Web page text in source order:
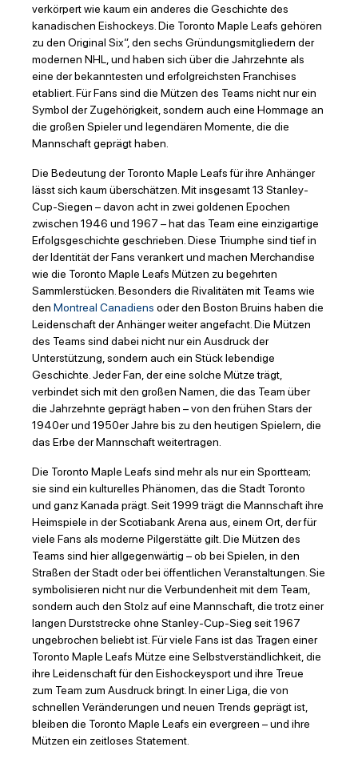
verkörpert wie kaum ein anderes die Geschichte des
kanadischen Eishockeys. Die Toronto Maple Leafs gehören
zu den Original Six“, den sechs Gründungsmitgliedern der
modernen NHL, und haben sich über die Jahrzehnte als
eine der bekanntesten und erfolgreichsten Franchises
etabliert. Für Fans sind die Mützen des Teams nicht nur ein
Symbol der Zugehörigkeit, sondern auch eine Hommage an
die großen Spieler und legendären Momente, die die
Mannschaft geprägt haben.
Die Bedeutung der Toronto Maple Leafs für ihre Anhänger
lässt sich kaum überschätzen. Mit insgesamt 13 Stanley-
Cup-Siegen – davon acht in zwei goldenen Epochen
zwischen 1946 und 1967 – hat das Team eine einzigartige
Erfolgsgeschichte geschrieben. Diese Triumphe sind tief in
der Identität der Fans verankert und machen Merchandise
wie die Toronto Maple Leafs Mützen zu begehrten
Sammlerstücken. Besonders die Rivalitäten mit Teams wie
den Montreal Canadiens oder den Boston Bruins haben die
Leidenschaft der Anhänger weiter angefacht. Die Mützen
des Teams sind dabei nicht nur ein Ausdruck der
Unterstützung, sondern auch ein Stück lebendige
Geschichte. Jeder Fan, der eine solche Mütze trägt,
verbindet sich mit den großen Namen, die das Team über
die Jahrzehnte geprägt haben – von den frühen Stars der
1940er und 1950er Jahre bis zu den heutigen Spielern, die
das Erbe der Mannschaft weitertragen.
Die Toronto Maple Leafs sind mehr als nur ein Sportteam;
sie sind ein kulturelles Phänomen, das die Stadt Toronto
und ganz Kanada prägt. Seit 1999 trägt die Mannschaft ihre
Heimspiele in der Scotiabank Arena aus, einem Ort, der für
viele Fans als moderne Pilgerstätte gilt. Die Mützen des
Teams sind hier allgegenwärtig – ob bei Spielen, in den
Straßen der Stadt oder bei öffentlichen Veranstaltungen. Sie
symbolisieren nicht nur die Verbundenheit mit dem Team,
sondern auch den Stolz auf eine Mannschaft, die trotz einer
langen Durststrecke ohne Stanley-Cup-Sieg seit 1967
ungebrochen beliebt ist. Für viele Fans ist das Tragen einer
Toronto Maple Leafs Mütze eine Selbstverständlichkeit, die
ihre Leidenschaft für den Eishockeysport und ihre Treue
zum Team zum Ausdruck bringt. In einer Liga, die von
schnellen Veränderungen und neuen Trends geprägt ist,
bleiben die Toronto Maple Leafs ein evergreen – und ihre
Mützen ein zeitloses Statement.